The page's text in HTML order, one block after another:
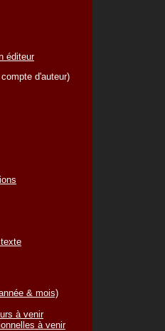
éditeur
d'auteur)
texte
& mois)
à venir
à venir